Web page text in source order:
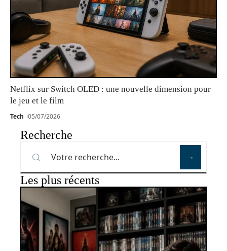
Netflix sur Switch OLED : une nouvelle dimension pour
le jeu et le film
Tech 05/07/2026
Recherche
Les plus récents